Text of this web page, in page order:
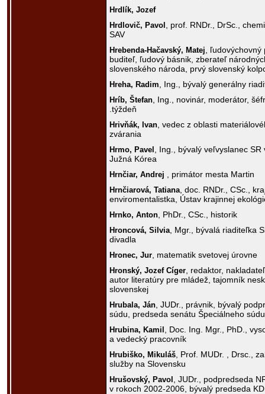
Hrdlík, Jozef
Hrdlovič, Pavol
, prof. RNDr., DrSc.,
SAV
Hrebenda-Hačavský, Matej ,
buditeľ, ľudový básnik, zberateľ
slovenského národa, prvý slovenský
Hreha, Radim , Ing., bývalý generálny
Hríb, Štefan , Ing., novinár, moderátor,
.týždeň
Hrivňák, Ivan , vedec z oblasti
zvárania
Hrmo, Pavel
, Ing., bývalý veľvyslanec
Južná Kórea
Hrnčiar, Andrej , primátor mesta Martin
Hrnčiarová, Tatiana , doc. RNDr., CSc.,
enviromentalistka, Ústav krajinnej
Hrnko, Anton , PhDr., CSc., historik
Hroncová, Silvia , Mgr., bývalá riaditeľka
divadla
Hronec, Jur , matematik svetovej úrovne
Hronský, Jozef Cíger , redaktor,
autor literatúry pre mládež, tajomník
slovenskej
Hrubala, Ján , JUDr., právnik, bývalý
súdu, predseda senátu Špeciálneho
Hrubina, Kamil
, Doc. Ing. Mgr., PhD.,
a vedecký pracovník
Hrubiško, Mikuláš , Prof. MUDr. , Drsc.,
služby na Slovensku
Hrušovský, Pavol
, JUDr., podpredseda
v rokoch 2002-2006, bývalý predseda